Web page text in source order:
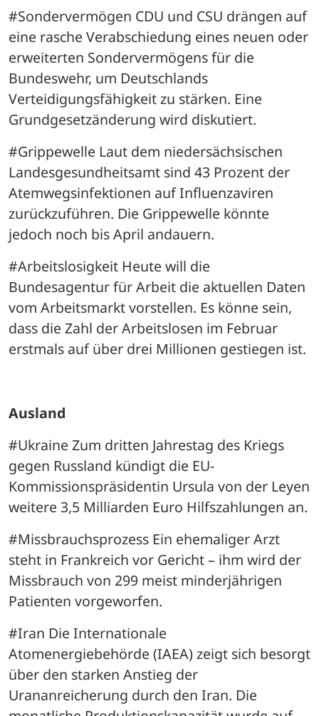
#Sondervermögen CDU und CSU drängen auf
eine rasche Verabschiedung eines neuen oder
erweiterten Sondervermögens für die
Bundeswehr, um Deutschlands
Verteidigungsfähigkeit zu stärken. Eine
Grundgesetzänderung wird diskutiert.
#Grippewelle Laut dem niedersächsischen
Landesgesundheitsamt sind 43 Prozent der
Atemwegsinfektionen auf Influenzaviren
zurückzuführen. Die Grippewelle könnte
jedoch noch bis April andauern.
#Arbeitslosigkeit Heute will die
Bundesagentur für Arbeit die aktuellen Daten
vom Arbeitsmarkt vorstellen. Es könne sein,
dass die Zahl der Arbeitslosen im Februar
erstmals auf über drei Millionen gestiegen ist.
Ausland
#Ukraine Zum dritten Jahrestag des Kriegs
gegen Russland kündigt die EU-
Kommissionspräsidentin Ursula von der Leyen
weitere 3,5 Milliarden Euro Hilfszahlungen an.
#Missbrauchsprozess Ein ehemaliger Arzt
steht in Frankreich vor Gericht – ihm wird der
Missbrauch von 299 meist minderjährigen
Patienten vorgeworfen.
#Iran Die Internationale
Atomenergiebehörde (IAEA) zeigt sich besorgt
über den starken Anstieg der
Urananreicherung durch den Iran. Die